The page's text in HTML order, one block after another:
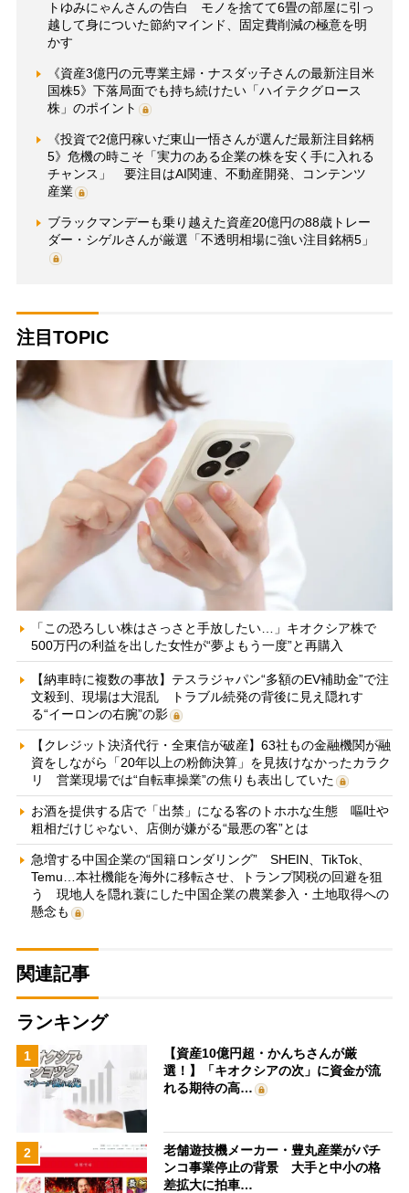
トゆみにゃんさんの告白 モノを捨てて6畳の部屋に引っ
越して身についた節約マインド、固定費削減の極意を明
かす
《資産3億円の元専業主婦・ナスダッ子さんの最新注目米
国株5》下落局面でも持ち続けたい「ハイテクグロース
株」のポイント
《投資で2億円稼いだ東山一悟さんが選んだ最新注目銘柄
5》危機の時こそ「実力のある企業の株を安く手に入れる
チャンス」 要注目はAI関連、不動産開発、コンテンツ
産業
ブラックマンデーも乗り越えた資産20億円の88歳トレー
ダー・シゲルさんが厳選「不透明相場に強い注目銘柄5」
注目TOPIC
「この恐ろしい株はさっさと手放したい…」キオクシア株で
500万円の利益を出した女性が“夢よもう一度”と再購入
【納車時に複数の事故】テスラジャパン“多額のEV補助金”で注
文殺到、現場は大混乱 トラブル続発の背後に見え隠れす
る“イーロンの右腕”の影
【クレジット決済代行・全東信が破産】63社もの金融機関が融
資をしながら「20年以上の粉飾決算」を見抜けなかったカラク
リ 営業現場では“自転車操業”の焦りも表出していた
お酒を提供する店で「出禁」になる客のトホホな生態 嘔吐や
粗相だけじゃない、店側が嫌がる“最悪の客”とは
急増する中国企業の“国籍ロンダリング” SHEIN、TikTok、
Temu…本社機能を海外に移転させ、トランプ関税の回避を狙
う 現地人を隠れ蓑にした中国企業の農業参入・土地取得への
懸念も
関連記事
ランキング
1
【資産10億円超・かんちさんが厳
選！】「キオクシアの次」に資金が流
れる期待の高…
2
老舗遊技機メーカー・豊丸産業がパチ
ンコ事業停止の背景 大手と中小の格
差拡大に拍車…